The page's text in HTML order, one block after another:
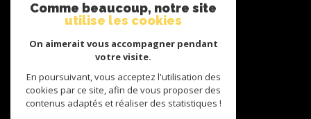
Nous
suivre
Nous
Comme beaucoup, notre site
utilise les cookies
On aimerait vous accompagner pendant
votre visite.
En poursuivant, vous acceptez l'utilisation des
cookies par ce site, afin de vous proposer des
contenus adaptés et réaliser des statistiques !